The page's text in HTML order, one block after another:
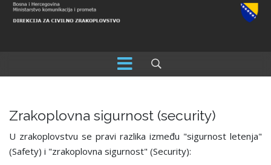
Zrakoplovna sigurnost (security)
U zrakoplovstvu se pravi razlika između "sigurnost letenja"
(Safety) i "zrakoplovna sigurnost" (Security):